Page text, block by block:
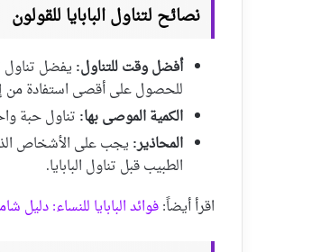
نصائح لتناول البابايا للقولون
أفضل وقت للتناول:يفضل تناول
للحصول على أقصى استفادة من
الكمية الموصى بها: تناول حبة
المحاذير:يجب على الأشخاص
الطبيب قبل تناول البابايا.
اقرأ أيضاً:فوائد البابايا للنساء: دليل